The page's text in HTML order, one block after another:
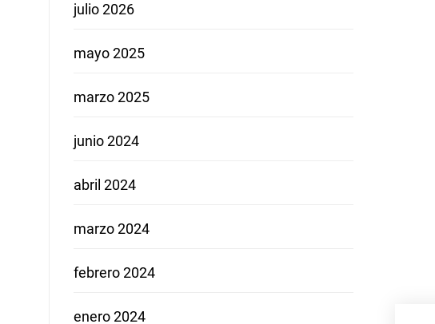
julio 2026
mayo 2025
marzo 2025
junio 2024
abril 2024
marzo 2024
febrero 2024
enero 2024